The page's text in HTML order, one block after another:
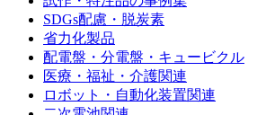
SDGs配慮・脱炭素
省力化製品
配電盤・分電盤・キュービクル
医療・福祉・介護関連
ロボット・自動化装置関連